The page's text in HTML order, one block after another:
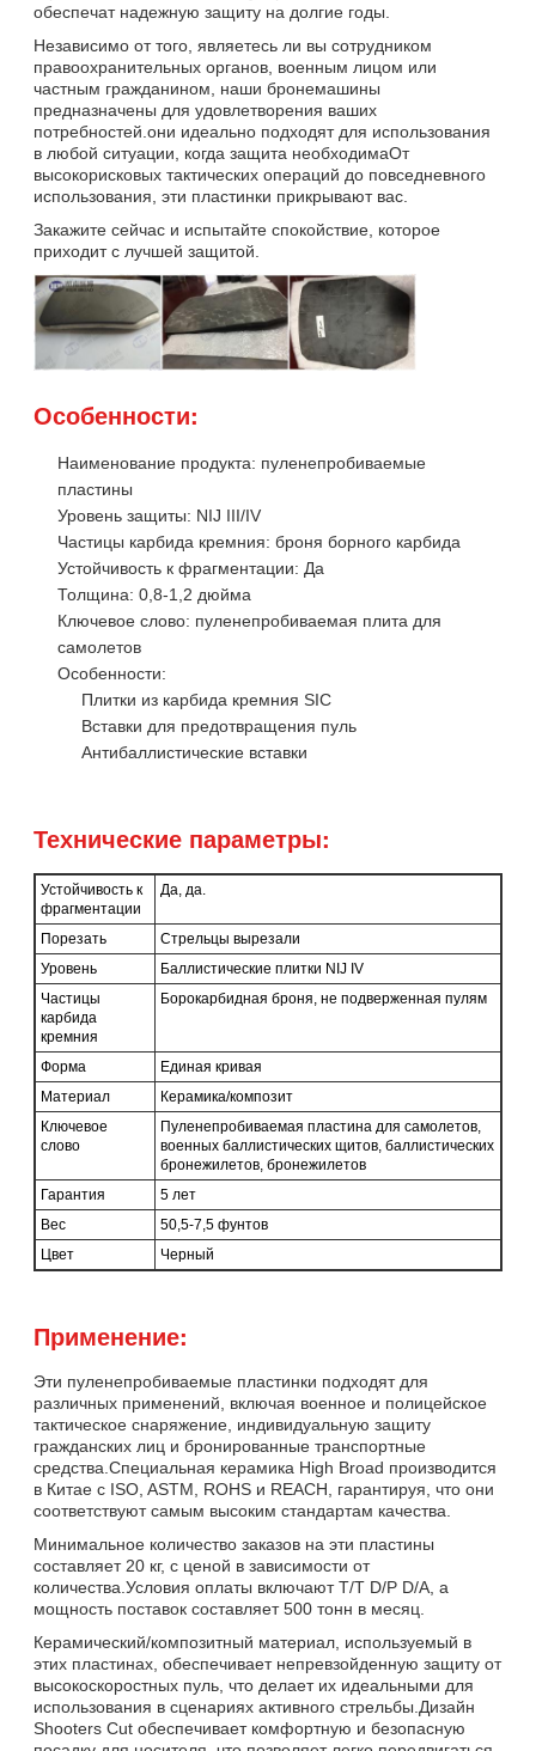
обеспечат надежную защиту на долгие годы.
Независимо от того, являетесь ли вы сотрудником
правоохранительных органов, военным лицом или
частным гражданином, наши бронемашины
предназначены для удовлетворения ваших
потребностей.они идеально подходят для использования
в любой ситуации, когда защита необходимаОт
высокорисковых тактических операций до повседневного
использования, эти пластинки прикрывают вас.
Закажите сейчас и испытайте спокойствие, которое
приходит с лучшей защитой.
Особенности:
Наименование продукта: пуленепробиваемые
пластины
Уровень защиты: NIJ III/IV
Частицы карбида кремния: броня борного карбида
Устойчивость к фрагментации: Да
Толщина: 0,8-1,2 дюйма
Ключевое слово: пуленепробиваемая плита для
самолетов
Особенности:
Плитки из карбида кремния SIC
Вставки для предотвращения пуль
Антибаллистические вставки
Технические параметры:
Устойчивость к
фрагментации
Да, да.
Порезать
Стрельцы вырезали
Уровень
Баллистические плитки NIJ IV
Частицы
карбида
кремния
Борокарбидная броня, не подверженная пулям
Форма
Единая кривая
Материал
Керамика/композит
Ключевое
слово
Пуленепробиваемая пластина для самолетов,
военных баллистических щитов, баллистических
бронежилетов, бронежилетов
Гарантия
5 лет
Вес
50,5-7,5 фунтов
Цвет
Черный
Применение:
Эти пуленепробиваемые пластинки подходят для
различных применений, включая военное и полицейское
тактическое снаряжение, индивидуальную защиту
гражданских лиц и бронированные транспортные
средства.Специальная керамика High Broad производится
в Китае с ISO, ASTM, ROHS и REACH, гарантируя, что они
соответствуют самым высоким стандартам качества.
Минимальное количество заказов на эти пластины
составляет 20 кг, с ценой в зависимости от
количества.Условия оплаты включают T/T D/P D/A, а
мощность поставок составляет 500 тонн в месяц.
Керамический/композитный материал, используемый в
этих пластинах, обеспечивает непревзойденную защиту от
высокоскоростных пуль, что делает их идеальными для
использования в сценариях активного стрельбы.Дизайн
Shooters Cut обеспечивает комфортную и безопасную